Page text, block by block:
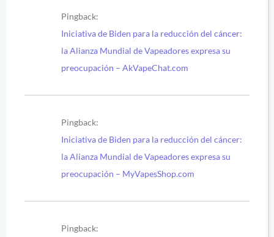
Pingback:
Iniciativa de Biden para la reducción del cáncer:
la Alianza Mundial de Vapeadores expresa su
preocupación – AkVapeChat.com
Pingback:
Iniciativa de Biden para la reducción del cáncer:
la Alianza Mundial de Vapeadores expresa su
preocupación – MyVapesShop.com
Pingback: